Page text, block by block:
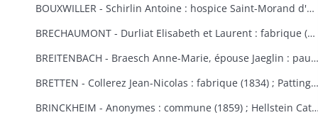
BOUXWILLER - Schirlin Antoine : hospice Saint-Morand d'Altkirch (1867) ; Stehlin François Joseph : fabriques de Bouxwiller et de Raedersdorf (1854).
BRECHAUMONT - Durliat Elisabeth et Laurent : fabrique (1851-1856) ; Gerber Catherine : fabrique (1860).
BREITENBACH - Braesch Anne-Marie, épouse Jaeglin : pauvres (1856) ; Wodey Martin : commune (1869).
BRETTEN - Collerez Jean-Nicolas : fabrique (1834) ; Pattingre : fabrique et pauvres (1828) ; Suisse Rémy : fabrique (1848).
BRINCKHEIM - Anonymes : commune (1859) ; Hellstein Catherine, épouse Spery, Spery Joseph : fabrique (1823) ; Stoecklin Joseph : fabrique (1828) ; Wespisser Bernard, Baumann Marie-Anne : fabrique (1820-1847).